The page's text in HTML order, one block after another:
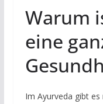
Warum
eine
Im Ayurveda gibt